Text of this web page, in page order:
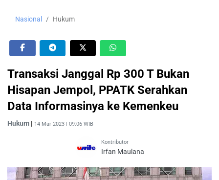
Nasional Hukum
Transaksi Janggal Rp 300 T Bukan
Hisapan Jempol, PPATK Serahkan
Data Informasinya ke Kemenkeu
Hukum | 14 Mar 2023 | 09:06 WIB
Kontributor
Irfan Maulana